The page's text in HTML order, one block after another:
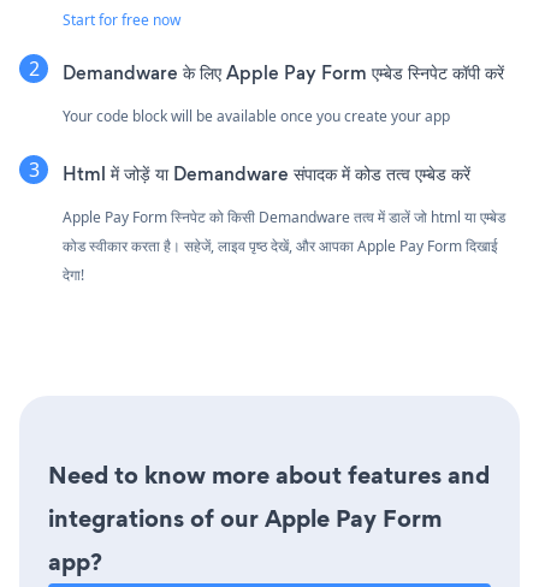
Start for free now
Demandware के लिए Apple Pay Form एम्बेड स्निपेट कॉपी करें
Your code block will be available once you create your app
Html में जोड़ें या Demandware संपादक में कोड तत्व एम्बेड करें
Apple Pay Form स्निपेट को किसी Demandware तत्व में डालें जो html या एम्बेड
कोड स्वीकार करता है। सहेजें, लाइव पृष्ठ देखें, और आपका Apple Pay Form दिखाई
देगा!
Need to know more about features and
integrations of our Apple Pay Form
app?